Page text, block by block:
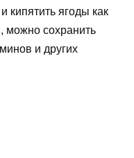
кипятить ягоды как
можно сохранить
и других